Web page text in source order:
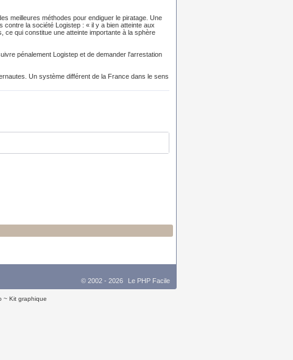
meilleures méthodes pour endiguer le piratage. Une
contre la société Logistep : « il y a bien atteinte aux
qui constitue une atteinte importante à la sphère
pénalement Logistep et de demander l'arrestation
Un système différent de la France dans le sens
© 2002 - 2026 Le PHP Facile
Kit graphique